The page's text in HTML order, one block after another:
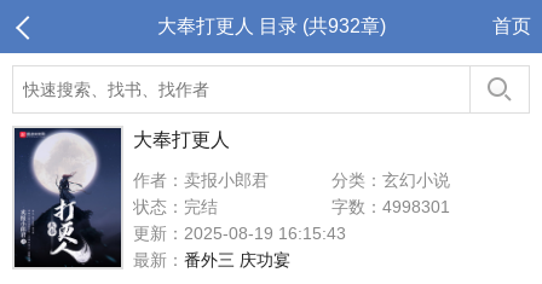
大奉打更人 目录 (共932章) 首页
大奉打更人
作者：卖报小郎君
分类：玄幻小说
状态：完结
字数：4998301
更新：2025-08-19 16:15:43
最新： 番外三 庆功宴